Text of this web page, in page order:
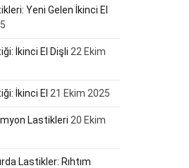
Yeni Gelen İkinci El
İkinci El Dişli 22 Ekim
İkinci El 21 Ekim 2025
Lastikleri 20 Ekim
Lastikler: Rıhtım